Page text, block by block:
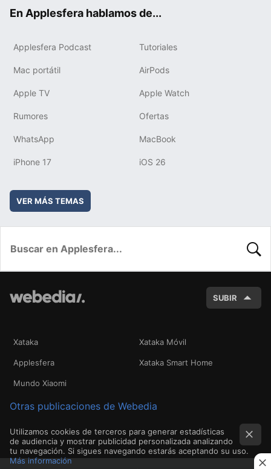
En Applesfera hablamos de...
Applesfera Podcast Tutoriales
Mac portátil AirPods
Apple TV Apple Watch
Rumores Ofertas
WhatsApp MacBook
iPhone 17 iOS 26
VER MÁS TEMAS
SUBIR
Xataka Xataka Móvil
Applesfera Xataka Smart Home
Mundo Xiaomi
Otras publicaciones de Webedia
Utilizamos cookies de terceros para generar estadísticas
de audiencia y mostrar publicidad personalizada analizando
tu navegación. Si sigues navegando estarás aceptando su uso.
Más información